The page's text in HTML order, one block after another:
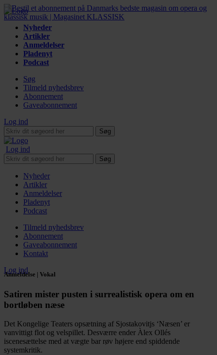
Nyheder
Artikler
Anmeldelser
Pladenyt
Podcast
Søg
Tilmeld nyhedsbrev
Abonnement
Gaveabonnement
Log ind
Søg
Log ind
Søg
Nyheder
Artikler
Anmeldelser
Pladenyt
Podcast
Tilmeld nyhedsbrev
Abonnement
Gaveabonnement
Kontakt
Log ind
Anmeldelse | Vokal
Satiren mister pusten i surrealistisk opera om en
bortløben næse
Det Kongelige Teaters opsætning af Sjostakovitjs ‘Næsen’ er
vanvittigt flot og velspillet. Desværre ender Àlex Ollés
iscenesættelse med at vægte bar røv højere end spiddende
systemkritik.